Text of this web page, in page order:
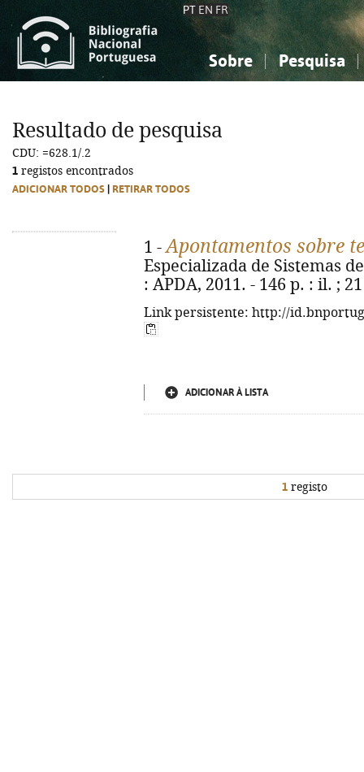
PT EN FR
Sobre Pesquisa
Ciências sociais...
Ciências sociais...
Resultado de pesquisa
CDU: =628.1/.2
1 registos encontrados
ADICIONAR TODOS RETIRAR TODOS
1 -Apontamentos sobre
Especializada de Sistemas
: APDA, 2011. - 146 p. : il. ;
Link persistente: http://
ADICIONAR À LISTA
1 registo